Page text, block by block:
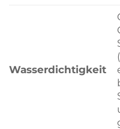
Wasserdichtigkeit